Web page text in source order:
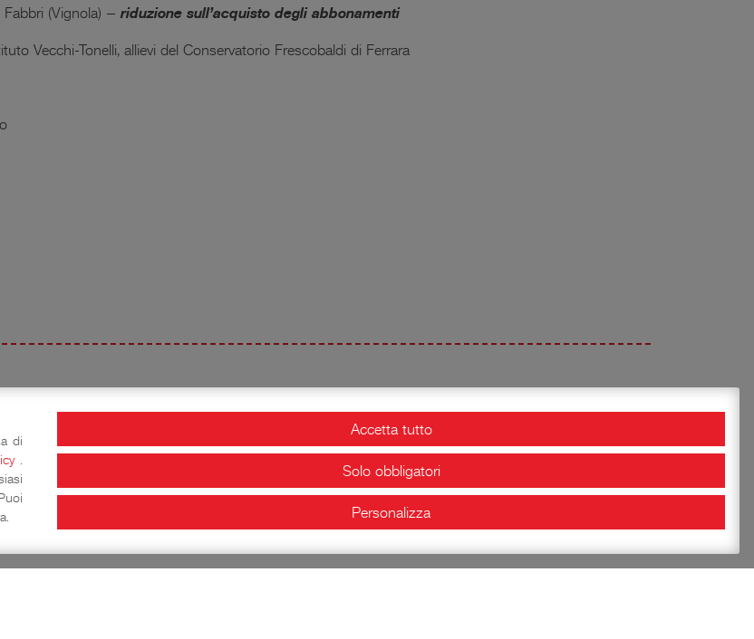
(Vignola) – riduzione sull’acquisto degli abbonamenti
Vecchi-Tonelli, allievi del Conservatorio Frescobaldi di Ferrara
Share
di
.
Accetta tutto
Solo obbligatori
Personalizza